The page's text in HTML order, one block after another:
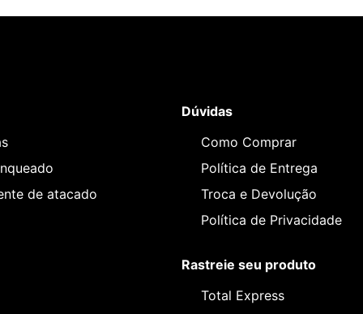
de atacado
Dúvidas
Como Comprar
Política de Entrega
Troca e Devolução
Política de Privacidade
Rastreie seu produto
Total Express